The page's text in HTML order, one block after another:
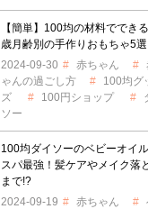
【簡単】100均の材料ででき
歳月齢別の手作りおもちゃ5選
2024-09-30
赤ちゃん
ゃんの過ごし方
100均グ
ズ
100円ショップ
ソー
100均ダイソーのベビーオイ
スパ最強！髪ケアやメイク落
まで!?
2024-09-19
赤ちゃん